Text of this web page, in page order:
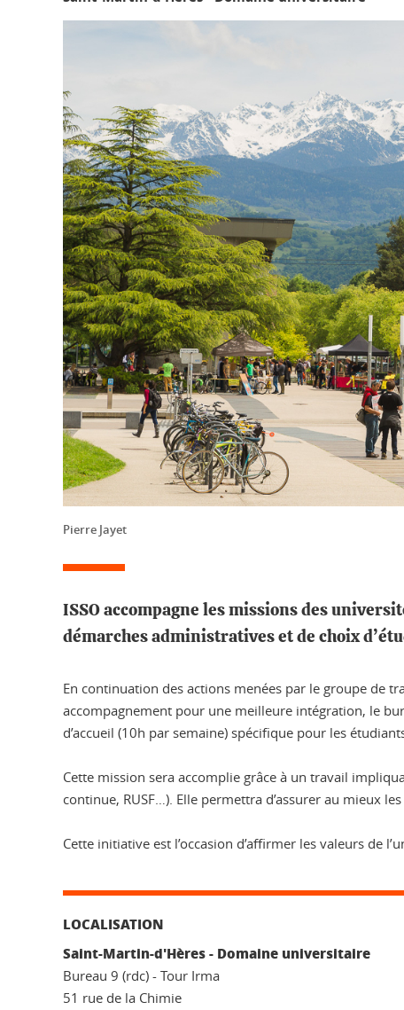
Pierre Jayet
ISSO accompagne les missions des
démarches administratives et de choix
En continuation des actions menées par le groupe de
accompagnement pour une meilleure intégration, le
d’accueil (10h par semaine) spécifique pour les
Cette mission sera accomplie grâce à un travail
continue, RUSF…). Elle permettra d’assurer au mieux
Cette initiative est l’occasion d’affirmer les valeurs de
LOCALISATION
Saint-Martin-d'Hères - Domaine universitaire
Bureau 9 (rdc) - Tour Irma
51 rue de la Chimie